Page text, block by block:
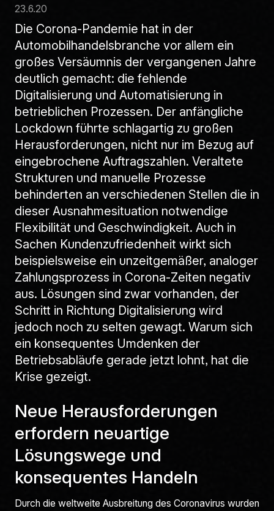
23.6.20
Die Corona-Pandemie hat in der
Automobilhandelsbranche vor allem ein
großes Versäumnis der vergangenen Jahre
deutlich gemacht: die fehlende
Digitalisierung und Automatisierung in
betrieblichen Prozessen. Der anfängliche
Lockdown führte schlagartig zu großen
Herausforderungen, nicht nur im Bezug auf
eingebrochene Auftragszahlen. Veraltete
Strukturen und manuelle Prozesse
behinderten an verschiedenen Stellen die in
dieser Ausnahmesituation notwendige
Flexibilität und Geschwindigkeit. Auch in
Sachen Kundenzufriedenheit wirkt sich
beispielsweise ein unzeitgemäßer, analoger
Zahlungsprozess in Corona-Zeiten negativ
aus. Lösungen sind zwar vorhanden, der
Schritt in Richtung Digitalisierung wird
jedoch noch zu selten gewagt. Warum sich
ein konsequentes Umdenken der
Betriebsabläufe gerade jetzt lohnt, hat die
Krise gezeigt.
Neue Herausforderungen
erfordern neuartige
Lösungswege und
konsequentes Handeln
Durch die weltweite Ausbreitung des Coronavirus wurden